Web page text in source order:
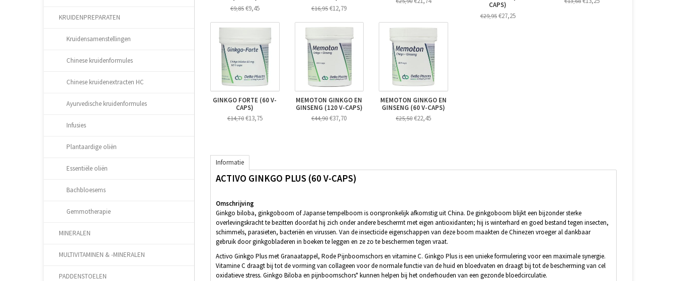
KRUIDENPREPARATEN
Kruidensamenstellingen
Chinese kruidenformules
Chinese kruidenextracten HC
Ayurvedische kruidenformules
Infusies
Plantaardige oliën
Essentiële oliën
Bachbloesems
Gemmotherapie
MINERALEN
MULTIVITAMINEN & -MINERALEN
PADDENSTOELEN
€9,85€9,45 €16,95€12,79
CAPS)
€29,95€27,25
GINKGO FORTE (60 V-
CAPS)
€14,70€13,75
MEMOTON GINKGO EN
GINSENG (120 V-CAPS)
€44,90€37,70
MEMOTON GINKGO EN
GINSENG (60 V-CAPS)
€25,50€22,45
Informatie
ACTIVO GINKGO PLUS (60 V-CAPS)
Omschrijving
Ginkgo biloba, ginkgoboom of Japanse tempelboom is oorspronkelijk afkomstig uit China. De ginkgoboom blijkt een bijzonder sterke
overlevingskracht te bezitten doordat hij zich onder andere beschermt met eigen antioxidanten; hij is winterhard en goed bestand tegen insecten,
schimmels, parasieten, bacteriën en virussen. Van de insecticide eigenschappen van deze boom maakten de Chinezen vroeger al dankbaar
gebruik door ginkgobladeren in boeken te leggen en ze zo te beschermen tegen vraat.
Activo Ginkgo Plus met Granaatappel, Rode Pijnboomschors en vitamine C. Ginkgo Plus is een unieke formulering voor een maximale synergie.
Vitamine C draagt bij tot de vorming van collageen voor de normale functie van de huid en bloedvaten en draagt bij tot de bescherming van cel
oxidatieve stress. Ginkgo Biloba en pijnboomschors* kunnen helpen bij het onderhouden van een gezonde bloedcirculatie.